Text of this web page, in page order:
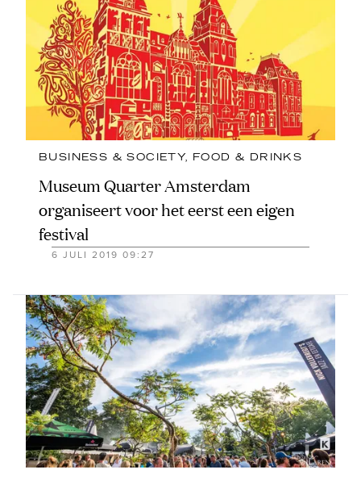
BUSINESS & SOCIETY, FOOD & DRINKS
Museum Quarter Amsterdam
organiseert voor het eerst een eigen
festival
6 JULI 2019 09:27